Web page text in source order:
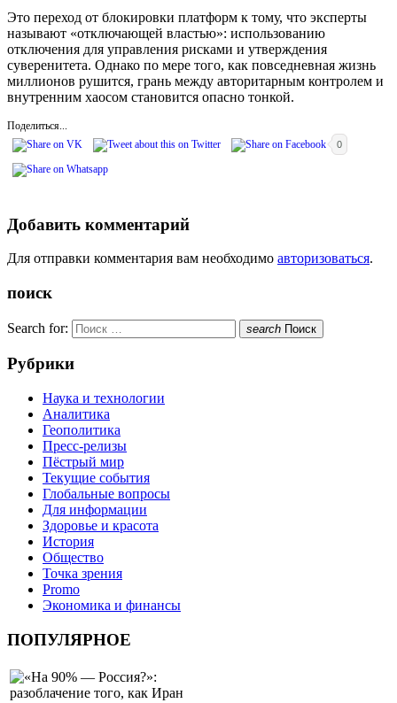
Это переход от блокировки платформ к тому, что эксперты
называют «отключающей властью»: использованию
отключения для управления рисками и утверждения
суверенитета. Однако по мере того, как повседневная жизнь
миллионов рушится, грань между авторитарным контролем и
внутренним хаосом становится опасно тонкой.
Поделиться...
0
Добавить комментарий
Для отправки комментария вам необходимо авторизоваться.
поиск
Search for: search Поиск
Рубрики
Наука и технологии
Аналитика
Геополитика
Пресс-релизы
Пёстрый мир
Текущие события
Глобальные вопросы
Для информации
Здоровье и красота
История
Общество
Точка зрения
Promo
Экономика и финансы
ПОПУЛЯРНОЕ